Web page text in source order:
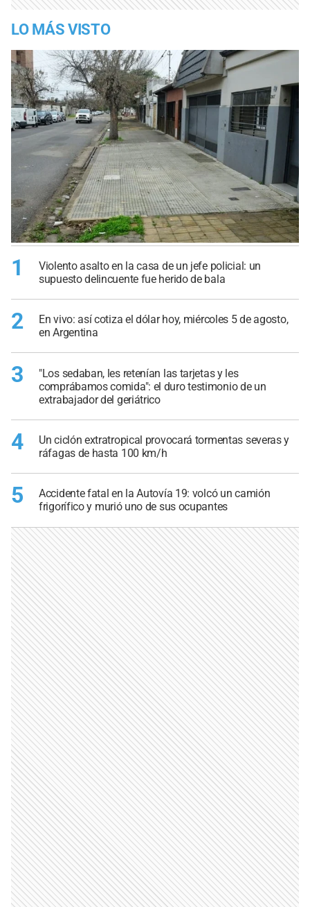
LO MÁS VISTO
1
Violento asalto en la casa de un jefe policial: un
supuesto delincuente fue herido de bala
2
En vivo: así cotiza el dólar hoy, miércoles 5 de agosto,
en Argentina
3
"Los sedaban, les retenían las tarjetas y les
comprábamos comida": el duro testimonio de un
extrabajador del geriátrico
4
Un ciclón extratropical provocará tormentas severas y
ráfagas de hasta 100 km/h
5
Accidente fatal en la Autovía 19: volcó un camión
frigorífico y murió uno de sus ocupantes